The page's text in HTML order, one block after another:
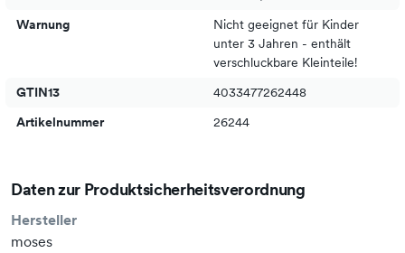
Warnung
Nicht geeignet für Kinder
unter 3 Jahren - enthält
verschluckbare Kleinteile!
GTIN13
4033477262448
Artikelnummer
26244
Daten zur Produktsicherheitsverordnung
Hersteller
moses